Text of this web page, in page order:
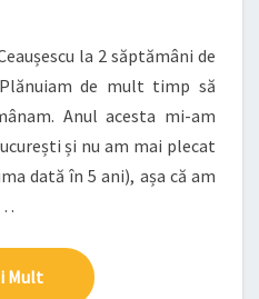
la 2 săptămâni de
de mult timp să
Anul acesta mi-am
și nu am mai plecat
dată în 5 ani), așa că am
MultMai Mult